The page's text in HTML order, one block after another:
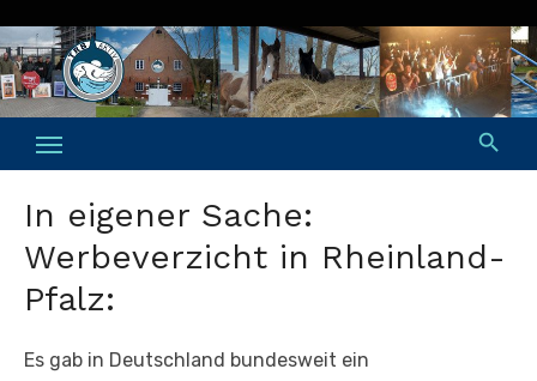
to
content
In eigener Sache:
Werbeverzicht in Rheinland-
Pfalz:
Es gab in Deutschland bundesweit ein